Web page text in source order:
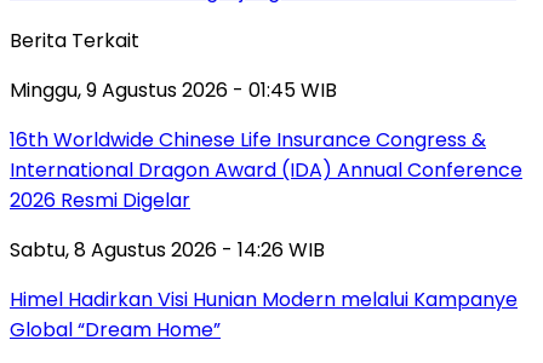
Berita Terkait
Minggu, 9 Agustus 2026 - 01:45 WIB
16th Worldwide Chinese Life Insurance Congress &
International Dragon Award (IDA) Annual Conference
2026 Resmi Digelar
Sabtu, 8 Agustus 2026 - 14:26 WIB
Himel Hadirkan Visi Hunian Modern melalui Kampanye
Global “Dream Home”